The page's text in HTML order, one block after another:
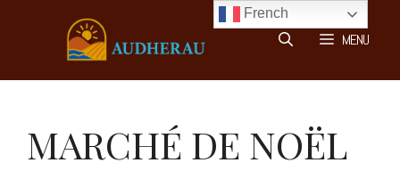
MENU
MARCHÉ DE NOËL
French